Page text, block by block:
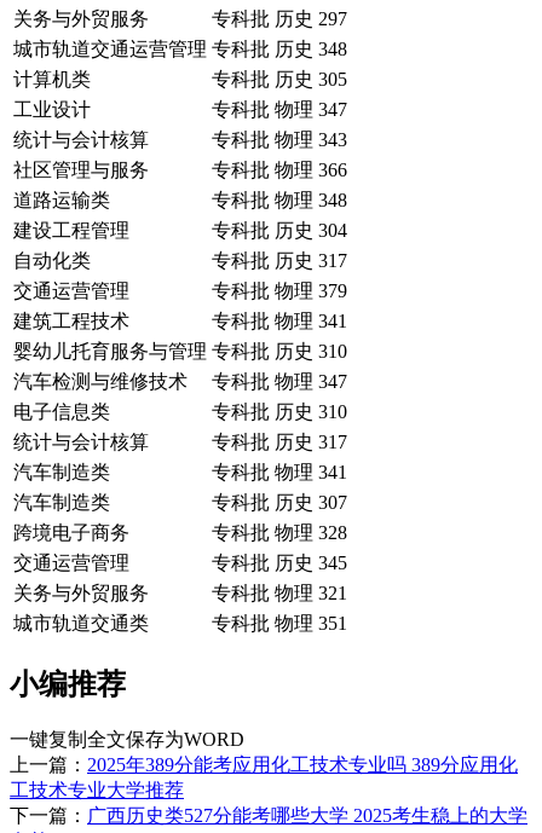
关务与外贸服务 专科批 历史 297
城市轨道交通运营管理 专科批 历史 348
计算机类
专科批 历史 305
工业设计
专科批 物理 347
统计与会计核算
专科批 物理 343
社区管理与服务
专科批 物理 366
道路运输类
专科批 物理 348
建设工程管理
专科批 历史 304
自动化类
专科批 历史 317
交通运营管理
专科批 物理 379
建筑工程技术
专科批 物理 341
婴幼儿托育服务与管理 专科批 历史 310
汽车检测与维修技术
专科批 物理 347
电子信息类
专科批 历史 310
统计与会计核算
专科批 历史 317
汽车制造类
专科批 物理 341
汽车制造类
专科批 历史 307
跨境电子商务
专科批 物理 328
交通运营管理
专科批 历史 345
关务与外贸服务
专科批 物理 321
城市轨道交通类
专科批 物理 351
小编推荐
一键复制全文保存为WORD
上一篇： 2025年389分能考应用化工技术专业吗 389分应用化
工技术专业大学推荐
下一篇： 广西历史类527分能考哪些大学 2025考生稳上的大学